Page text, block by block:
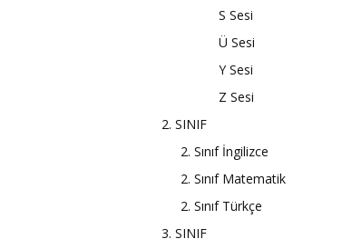
S Sesi
Ü Sesi
Y Sesi
Z Sesi
2. SINIF
2. Sınıf İngilizce
2. Sınıf Matematik
2. Sınıf Türkçe
3. SINIF